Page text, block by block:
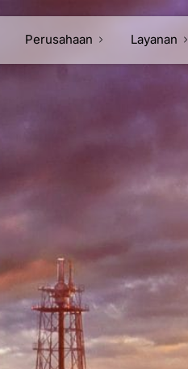
Perusahaan Layanan